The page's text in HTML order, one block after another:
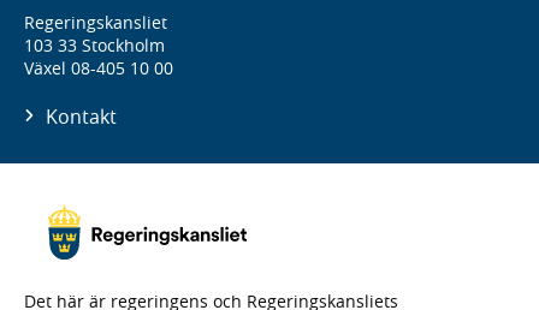
Regeringskansliet
103 33 Stockholm
Växel 08-405 10 00
Kontakt
Det här är regeringens och Regeringskansliets